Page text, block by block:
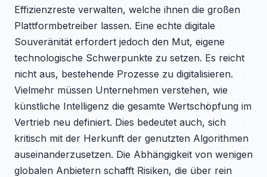
Effizienzreste verwalten, welche ihnen die großen
Plattformbetreiber lassen. Eine echte digitale
Souveränität erfordert jedoch den Mut, eigene
technologische Schwerpunkte zu setzen. Es reicht
nicht aus, bestehende Prozesse zu digitalisieren.
Vielmehr müssen Unternehmen verstehen, wie
künstliche Intelligenz die gesamte Wertschöpfung im
Vertrieb neu definiert. Dies bedeutet auch, sich
kritisch mit der Herkunft der genutzten Algorithmen
auseinanderzusetzen. Die Abhängigkeit von wenigen
globalen Anbietern schafft Risiken, die über rein